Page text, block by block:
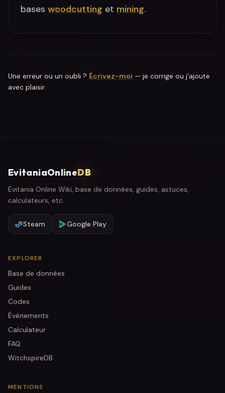
bases woodcutting et mining.
Une erreur ou un oubli ? Écrivez-moi — je corrige ou j’ajoute
avec plaisir.
EvitaniaOnlineDB
Evitania Online Wiki, base de données, guides, astuces,
calculateurs, etc.
Steam Google Play
EXPLORER
Base de données
Guides
Codes
Événements
Calculateur
FAQ
WitchspireDB
MENTIONS